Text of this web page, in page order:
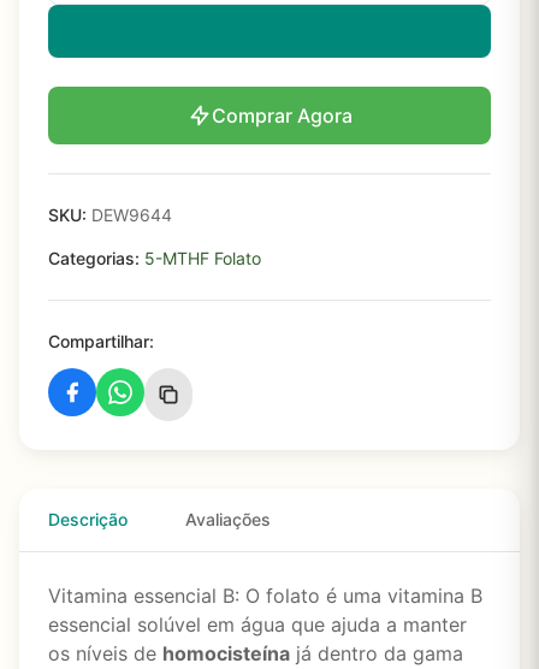
Comprar Agora
SKU: DEW9644
Categorias: 5-MTHF Folato
Compartilhar:
Descrição Avaliações
Vitamina essencial B: O folato é uma vitamina B
essencial solúvel em água que ajuda a manter
os níveis de homocisteína já dentro da gama